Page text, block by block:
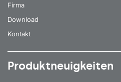
Firma
Download
Kontakt
Produktneuigkeiten